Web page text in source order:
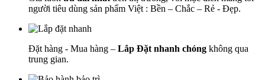
người tiêu dùng sản phẩm Việt : Bền – Chắc – Rẻ - Đẹp.
Đặt hàng - Mua hàng – Lắp Đặt nhanh chóng không qua
trung gian.